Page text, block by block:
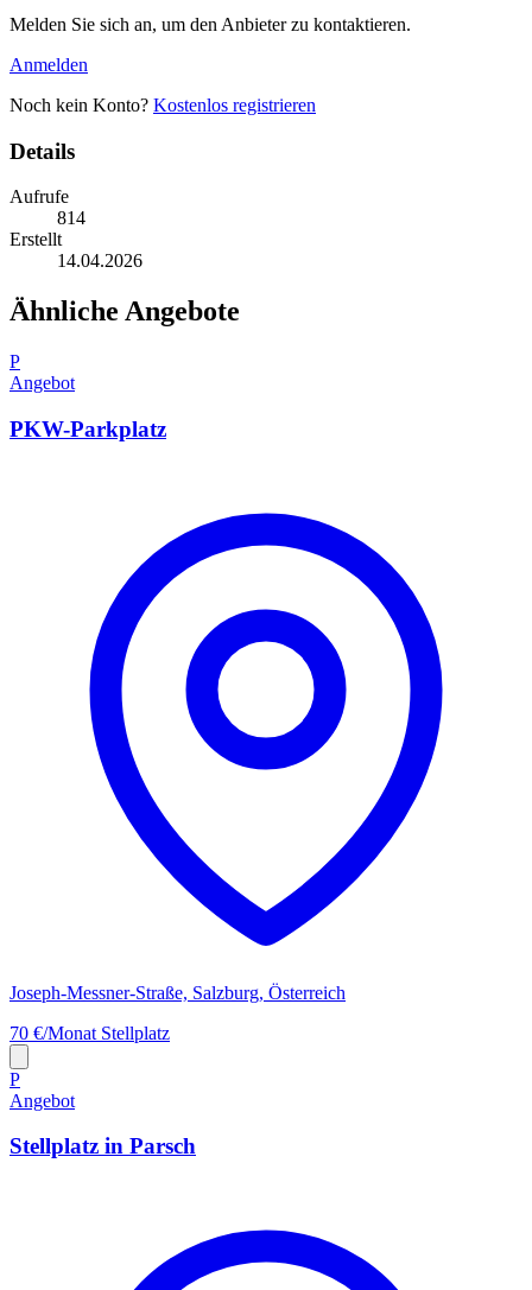
Melden Sie sich an, um den Anbieter zu kontaktieren.
Anmelden
Noch kein Konto? Kostenlos registrieren
Details
Aufrufe
814
Erstellt
14.04.2026
Ähnliche Angebote
P
Angebot
PKW-Parkplatz
Joseph-Messner-Straße, Salzburg, Österreich
70 €/Monat Stellplatz
P
Angebot
Stellplatz in Parsch